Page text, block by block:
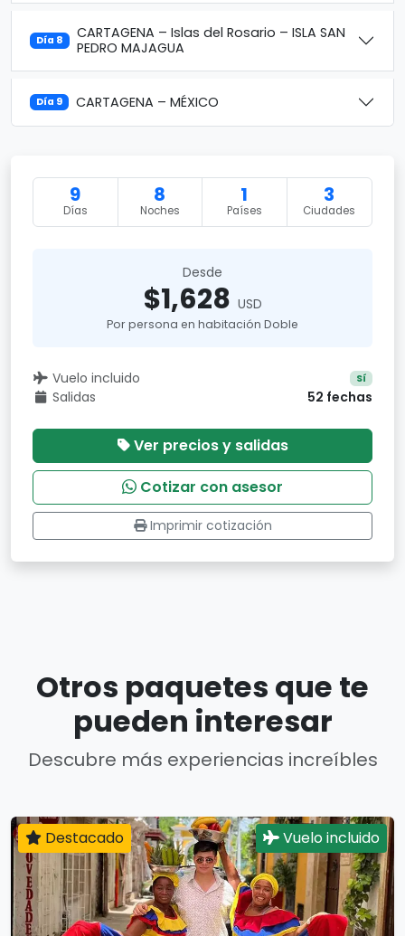
Día 8
CARTAGENA – Islas del Rosario – ISLA SAN
PEDRO MAJAGUA
Día 9 CARTAGENA – MÉXICO
9
Días
8
Noches
1
Países
3
Ciudades
Desde
$1,628 USD
Por persona en habitación Doble
Vuelo incluido Sí
Salidas 52 fechas
Ver precios y salidas
Cotizar con asesor
Imprimir cotización
Otros paquetes que te
pueden interesar
Descubre más experiencias increíbles
Destacado Vuelo incluido